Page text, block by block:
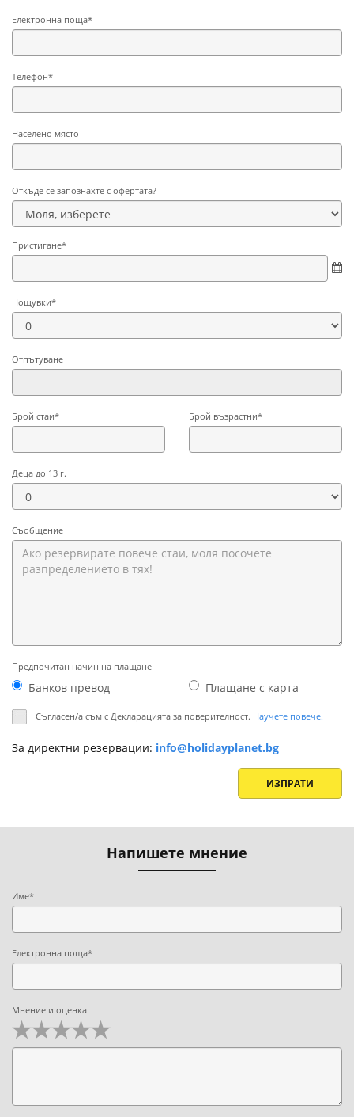
Електронна поща*
Телефон*
Населено място
Откъде се запознахте с офертата?
Пристигане*
Нощувки*
Отпътуване
Брой стаи* Брой възрастни*
Деца до 13 г.
Съобщение
Предпочитан начин на плащане
Банков превод Плащане с картa
Съгласен/а съм с Декларацията за поверителност. Научете повече.
За директни резервации: info@holidayplanet.bg
ИЗПРАТИ
Напишете мнение
Име*
Електронна поща*
Мнение и оценка